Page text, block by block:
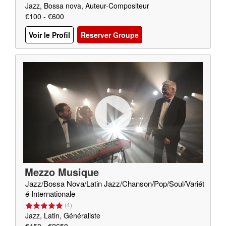
Jazz, Bossa nova, Auteur-Compositeur
€100 - €600
Voir le Profil
Reserver Groupe
Mezzo Musique
Jazz/Bossa Nova/Latin Jazz/Chanson/Pop/Soul/Variét
é Internationale
(4)
Jazz, Latin, Généraliste